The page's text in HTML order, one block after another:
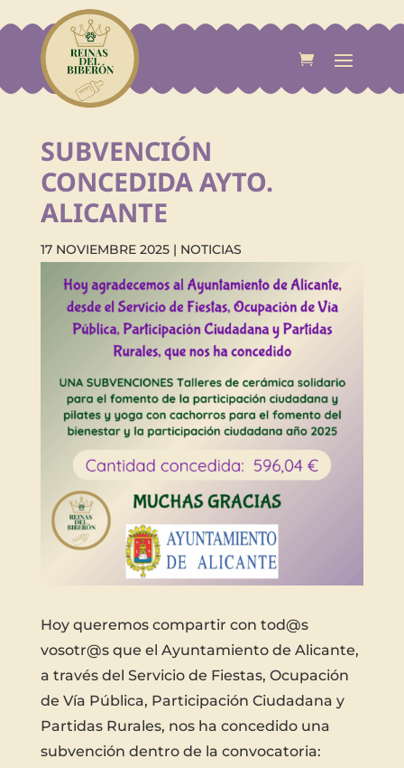
SUBVENCIÓN
CONCEDIDA AYTO.
ALICANTE
17 NOVIEMBRE 2025| NOTICIAS
Hoy queremos compartir con tod@s
vosotr@s que el Ayuntamiento de Alicante,
a través del Servicio de Fiestas, Ocupación
de Vía Pública, Participación Ciudadana y
Partidas Rurales, nos ha concedido una
subvención dentro de la convocatoria: